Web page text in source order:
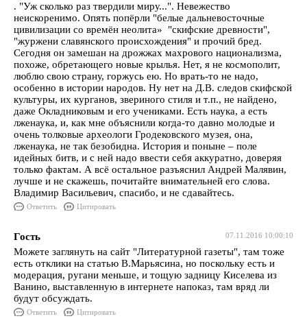
. "Уж сколько раз твердили миру...". Невежество
неискоренимо. Опять попёрли "белые дальневосточные
цивилизации со времён неолита» "скифские древности",
"журжени славянского происхождения" и прочий бред.
Сегодня он замешан на дрожжах махрового национализма,
похоже, обретающего новые крылья. Нет, я не космополит,
люблю свою страну, горжусь ею. Но врать-то не надо,
особенно в истории народов. Ну нет на Д.В. следов скифской
культуры, их курганов, звериного стиля и т.п., не найдено,
даже Окладниковым и его учениками. Есть наука, а есть
лженаука, и, как мне объяснили когда-то давно молодые и
очень толковые археологи Гродековского музея, она,
лженаука, не так безобидна. История и поныне – поле
идейных битв, и с ней надо ввести себя аккуратно, доверяя
только фактам. А всё остальное разъяснил Андрей Малявин,
лучше и не скажешь, почитайте внимательней его слова.
Владимир Васильевич, спасибо, и не сдавайтесь.
Ответить Цитировать
07.11.2016 10:00:10
Гость
Можете заглянуть на сайт "Литературной газеты", там тоже
есть отклики на статью В.Марьясина, но поскольку есть и
модерация, ругани меньше, и тощую задницу Киселева из
Ванино, выставленную в интернете напоказ, там вряд ли
будут обсуждать.
Ответить Цитировать